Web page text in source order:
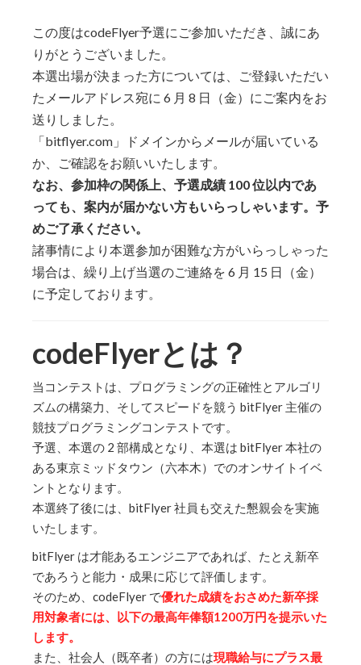
この度はcodeFlyer予選にご参加いただき、誠にあ
りがとうございました。
本選出場が決まった方については、ご登録いただい
たメールアドレス宛に 6 月 8 日（金）にご案内をお
送りしました。
「bitflyer.com」ドメインからメールが届いている
か、ご確認をお願いいたします。
なお、参加枠の関係上、予選成績 100 位以内であ
っても、案内が届かない方もいらっしゃいます。予
めご了承ください。
諸事情により本選参加が困難な方がいらっしゃった
場合は、繰り上げ当選のご連絡を 6 月 15 日（金）
に予定しております。
codeFlyerとは？
当コンテストは、プログラミングの正確性とアルゴリ
ズムの構築力、そしてスピードを競う bitFlyer 主催の
競技プログラミングコンテストです。
予選、本選の 2 部構成となり、本選は bitFlyer 本社の
ある東京ミッドタウン（六本木）でのオンサイトイベ
ントとなります。
本選終了後には、bitFlyer 社員も交えた懇親会を実施
いたします。
bitFlyer は才能あるエンジニアであれば、たとえ新卒
であろうと能力・成果に応じて評価します。
そのため、codeFlyer で優れた成績をおさめた新卒採
用対象者には、以下の最高年俸額1200万円を提示いた
します。
また、社会人（既卒者）の方には現職給与にプラス最